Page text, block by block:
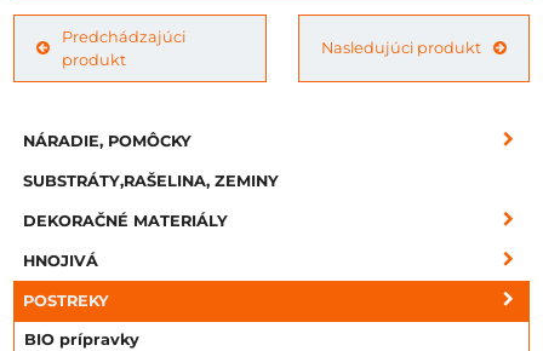
Predchádzajúci
produkt
Nasledujúci produkt
NÁRADIE, POMÔCKY
SUBSTRÁTY,RAŠELINA, ZEMINY
DEKORAČNÉ MATERIÁLY
HNOJIVÁ
POSTREKY
BIO prípravky